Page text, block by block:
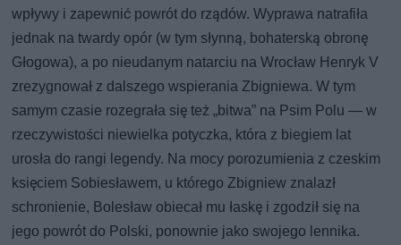
wpływy i zapewnić powrót do rządów. Wyprawa natrafiła
jednak na twardy opór (w tym słynną, bohaterską obronę
Głogowa), a po nieudanym natarciu na Wrocław Henryk V
zrezygnował z dalszego wspierania Zbigniewa. W tym
samym czasie rozegrała się też „bitwa” na Psim Polu — w
rzeczywistości niewielka potyczka, która z biegiem lat
urosła do rangi legendy. Na mocy porozumienia z czeskim
księciem Sobiesławem, u którego Zbigniew znalazł
schronienie, Bolesław obiecał mu łaskę i zgodził się na
jego powrót do Polski, ponownie jako swojego lennika.